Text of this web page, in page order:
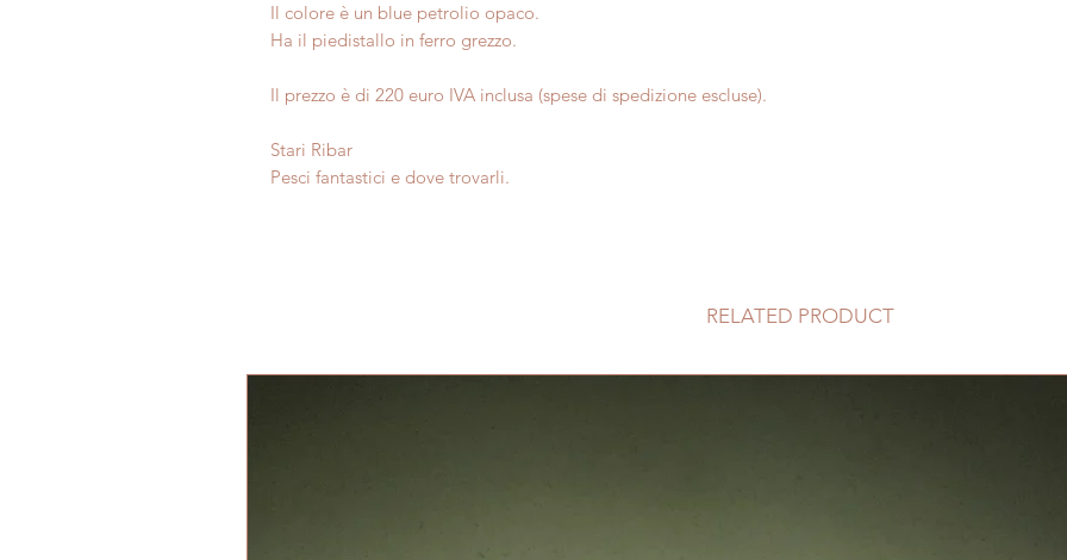
Il colore è un blue petrolio opaco.
Ha il piedistallo in ferro grezzo.
Il prezzo è di 220 euro IVA inclusa (spese di spedizione escluse).
Stari Ribar
Pesci fantastici e dove trovarli.
RELATED PRODUCT